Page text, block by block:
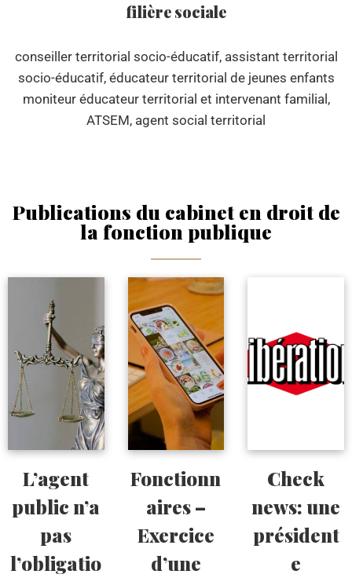
filière sociale
conseiller territorial socio-éducatif, assistant territorial
socio-éducatif, éducateur territorial de jeunes enfants
moniteur éducateur territorial et intervenant familial,
ATSEM, agent social territorial
Publications du cabinet en droit de
la fonction publique
L’agent
public n’a
pas
l’obligatio
Fonctionn
aires –
Exercice
d’une
Check
news: une
président
e